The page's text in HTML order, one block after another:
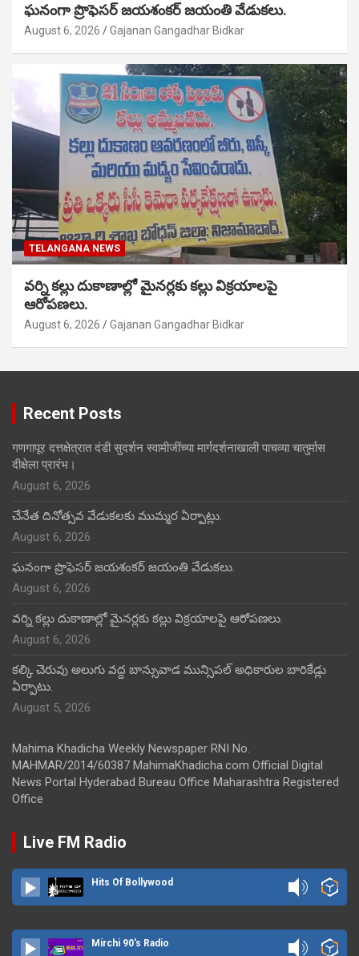
ఘనంగా ప్రొఫెసర్ జయశంకర్ జయంతి వేడుకలు.
August 6, 2026 Gajanan Gangadhar Bidkar
TELANGANA NEWS
వర్ని కల్లు దుకాణాల్లో మైనర్లకు కల్లు విక్రయాలపై
ఆరోపణలు.
August 6, 2026 Gajanan Gangadhar Bidkar
Recent Posts
गणगापूर दत्तक्षेत्रात दंडी सुदर्शन स्वामीजींच्या मार्गदर्शनाखाली पाचव्या चातुर्मास
दीक्षेला प्रारंभ।
August 6, 2026
చేనేత దినోత్సవ వేడుకలకు ముమ్మర ఏర్పాట్లు.
August 6, 2026
ఘనంగా ప్రొఫెసర్ జయశంకర్ జయంతి వేడుకలు.
August 6, 2026
వర్ని కల్లు దుకాణాల్లో మైనర్లకు కల్లు విక్రయాలపై ఆరోపణలు.
August 6, 2026
కల్కి చెరువు అలుగు వద్ద బాన్సువాడ మున్సిపల్ అధికారుల బారికేడ్లు
ఏర్పాటు.
August 5, 2026
Mahima Khadicha Weekly Newspaper RNI No.
MAHMAR/2014/60387 MahimaKhadicha.com Official Digital
News Portal Hyderabad Bureau Office Maharashtra Registered
Office
Live FM Radio
Hits Of Bollywood
Mirchi 90's Radio